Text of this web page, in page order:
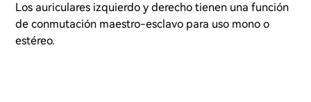
Los auriculares izquierdo y derecho tienen una función
de conmutación maestro-esclavo para uso mono o
estéreo.